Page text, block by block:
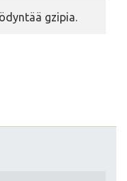
gzipia.